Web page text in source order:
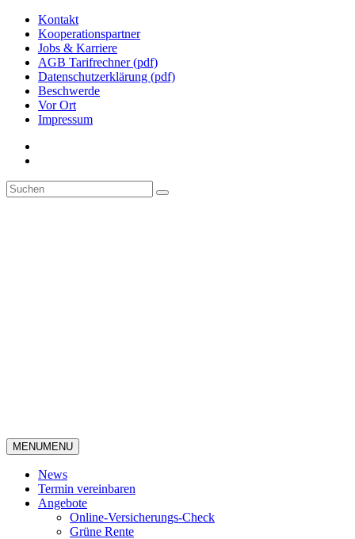
Kontakt
Kooperationspartner
Jobs & Karriere
AGB Tarifrechner (pdf)
Datenschutzerklärung (pdf)
Beschwerde
Vor Ort
Impressum
MENUMENU
News
Termin vereinbaren
Angebote
Online-Versicherungs-Check
Grüne Rente